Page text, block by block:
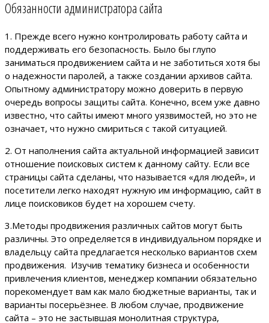
Обязанности администратора сайта
1. Прежде всего нужно контролировать работу сайта и
поддерживать его безопасность. Было бы глупо
заниматься продвижением сайта и не заботиться хотя бы
о надежности паролей, а также создании архивов сайта.
Опытному администратору можно доверить в первую
очередь вопросы защиты сайта. Конечно, всем уже давно
известно, что сайты имеют много уязвимостей, но это не
означает, что нужно смириться с такой ситуацией.
2. От наполнения сайта актуальной информацией зависит
отношение поисковых систем к данному сайту. Если все
страницы сайта сделаны, что называется «для людей», и
посетители легко находят нужную им информацию, сайт в
лице поисковиков будет на хорошем счету.
3.Методы продвижения различных сайтов могут быть
различны. Это определяется в индивидуальном порядке и
владельцу сайта предлагается несколько вариантов схем
продвижения. Изучив тематику бизнеса и особенности
привлечения клиентов, менеджер компании обязательно
порекомендует вам как мало бюджетные варианты, так и
варианты посерьёзнее. В любом случае, продвижение
сайта – это не застывшая монолитная структура,